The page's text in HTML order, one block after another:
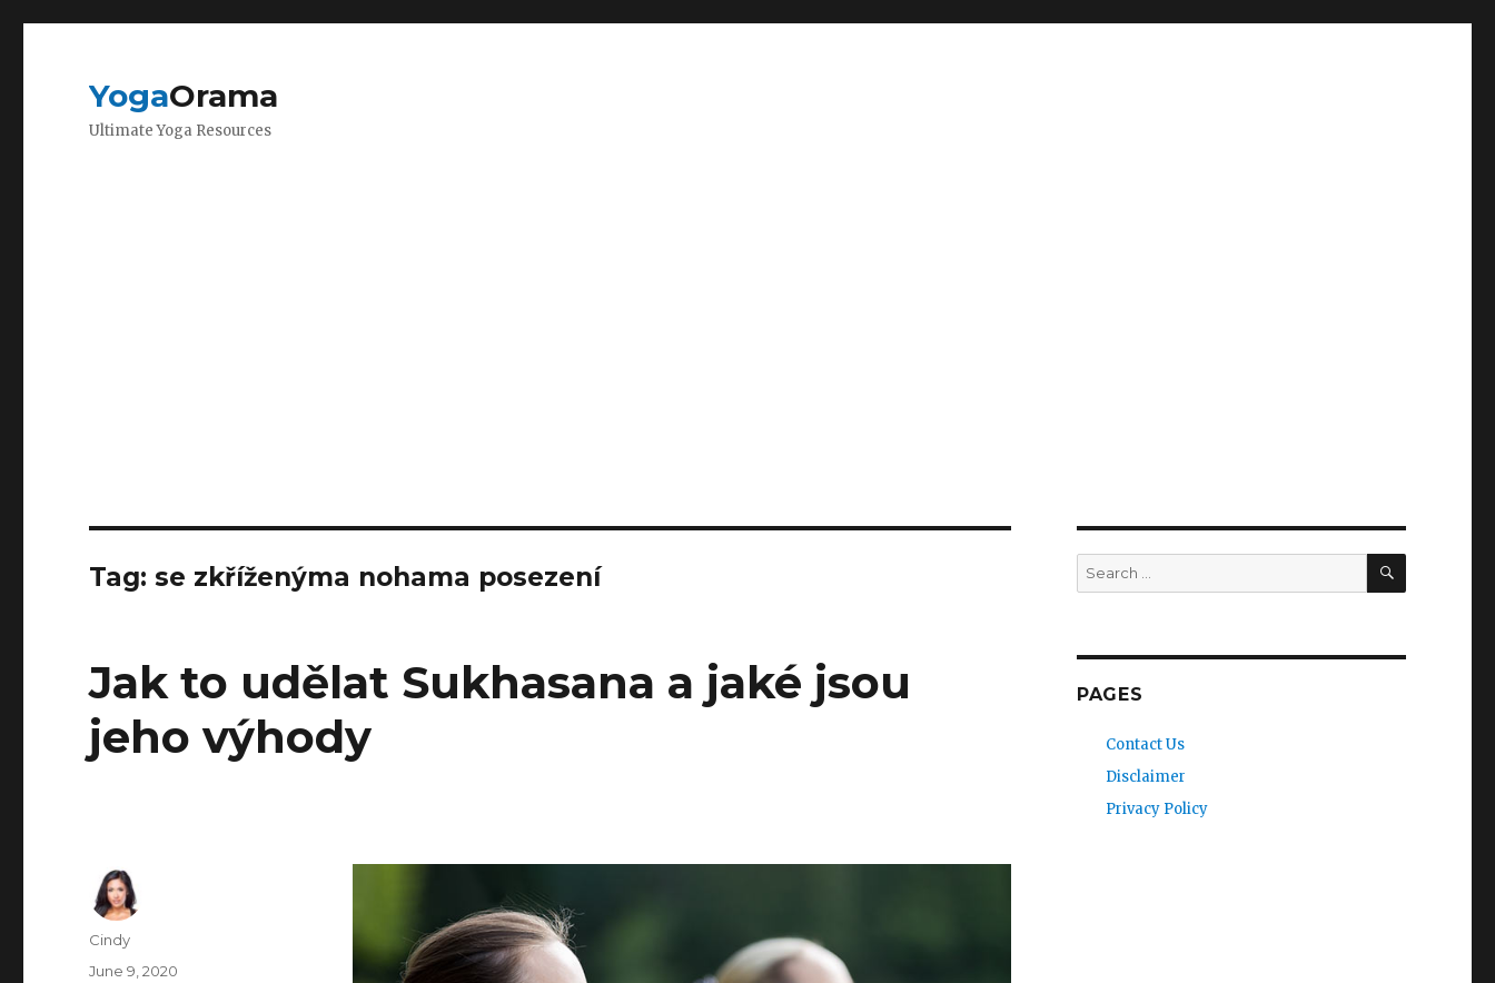
YogaOrama
Ultimate Yoga Resources
Tag:se zkříženýma nohama posezení
Jak to udělat Sukhasana a jaké jsou
jeho výhody
Author
Cindy
Posted
June 9, 2020
Search
for:
SEARCH
PAGES
Contact Us
Disclaimer
Privacy Policy